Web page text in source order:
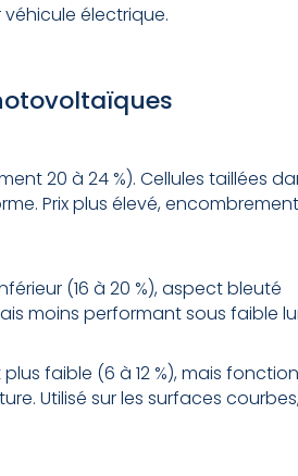
électrique.
20 à 24 %). Cellules taillées
Prix plus élevé,
(16 à 20 %), aspect bleuté
moins performant sous faible
faible (6 à 12 %), mais
Utilisé sur les surfaces